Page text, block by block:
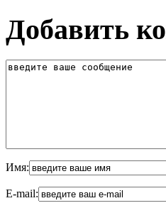
Добавить
Имя:
E-mail: